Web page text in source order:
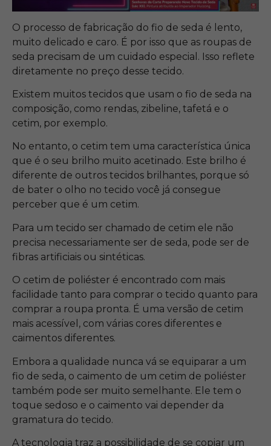
O processo de fabricação do fio de seda é lento,
muito delicado e caro. É por isso que as roupas de
seda precisam de um cuidado especial. Isso reflete
diretamente no preço desse tecido.
Existem muitos tecidos que usam o fio de seda na
composição, como rendas, zibeline, tafetá e o
cetim, por exemplo.
No entanto, o cetim tem uma característica única
que é o seu brilho muito acetinado. Este brilho é
diferente de outros tecidos brilhantes, porque só
de bater o olho no tecido você já consegue
perceber que é um cetim.
Para um tecido ser chamado de cetim ele não
precisa necessariamente ser de seda, pode ser de
fibras artificiais ou sintéticas.
O cetim de poliéster é encontrado com mais
facilidade tanto para comprar o tecido quanto para
comprar a roupa pronta. É uma versão de cetim
mais acessível, com várias cores diferentes e
caimentos diferentes.
Embora a qualidade nunca vá se equiparar a um
fio de seda, o caimento de um cetim de poliéster
também pode ser muito semelhante. Ele tem o
toque sedoso e o caimento vai depender da
gramatura do tecido.
A tecnologia traz a possibilidade de se copiar um